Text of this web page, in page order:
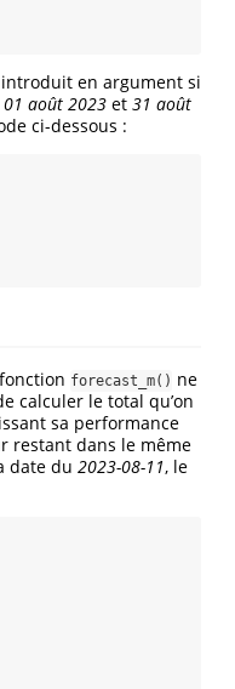
introduit en argument si
01 août 2023 et 31 août
ci-dessous :
forecast_m() ne
calculer le total qu’on
sa performance
restant dans le même
date du 2023-08-11, le